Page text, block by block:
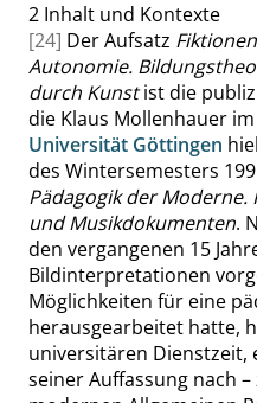
2 Inhalt und Kontexte
[24] Der Aufsatz
Autonomie.
durch Kunstist die
die Klaus Mollenhauer
Universität Göttingen
des Wintersemesters
Pädagogik der
und Musikdokumenten.
den vergangenen 15
Bildinterpretationen
Möglichkeiten für eine
herausgearbeitet hatte,
universitären Dienstzeit,
seiner Auffassung nach